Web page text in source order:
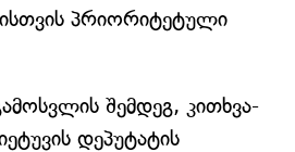
პრიორიტეტული
შემდეგ, კითხვა-
დეპუტატის